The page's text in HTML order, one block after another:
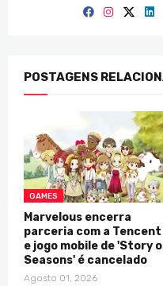
POSTAGENS
GAMES
Marvelous encerra
parceria com a Tencent
e jogo mobile de 'Story
Seasons' é cancelado
Agosto 01, 2026